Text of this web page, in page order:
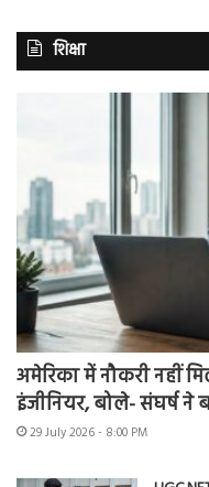
शिक्षा
अमेरिका में नौकरी नहीं
इंजीनियर, बोले- संघर्ष
29 July 2026 - 8:00 PM